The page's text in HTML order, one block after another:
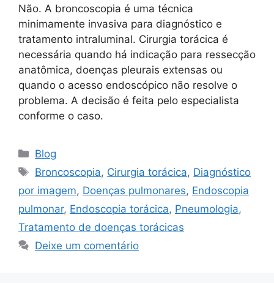
Não. A broncoscopia é uma técnica
minimamente invasiva para diagnóstico e
tratamento intraluminal. Cirurgia torácica é
necessária quando há indicação para ressecção
anatômica, doenças pleurais extensas ou
quando o acesso endoscópico não resolve o
problema. A decisão é feita pelo especialista
conforme o caso.
Blog
Broncoscopia, Cirurgia torácica, Diagnóstico
por imagem, Doenças pulmonares, Endoscopia
pulmonar, Endoscopia torácica, Pneumologia,
Tratamento de doenças torácicas
Deixe um comentário